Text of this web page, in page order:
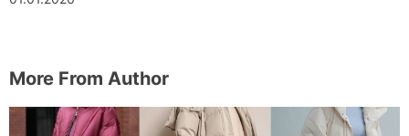
More From Author